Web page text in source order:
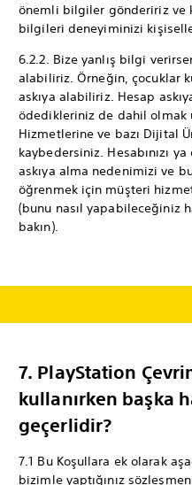
önemli bilgiler göndeririz ve
bilgileri deneyiminizi
6.2.2. Bize yanlış bilgi
alabiliriz. Örneğin, çocuklar
askıya alabiliriz. Hesap
ödedikleriniz de dahil olmak
Hizmetlerine ve bazı Dijital
kaybedersiniz. Hesabınızı
askıya alma nedenimizi ve
öğrenmek için müşteri
(bunu nasıl yapabileceğiniz
bakın).
7. PlayStation
kullanırken başka
geçerlidir?
7.1 Bu Koşullara ek olarak
bizimle yaptığınız